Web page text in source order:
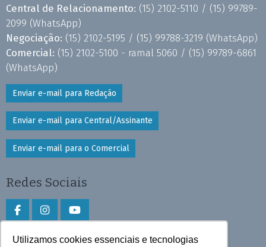
Utilizamos cookies essenciais e tecnologias
Central de Relacionamento: (15) 2102-5110 / (15) 99789-
2099 (WhatsApp)
Negociação: (15) 2102-5195 / (15) 99788-3219 (WhatsApp)
Comercial: (15) 2102-5100 - ramal 5060 / (15) 99789-6861
(WhatsApp)
Enviar e-mail para Redação
Enviar e-mail para Central/Assinante
Enviar e-mail para o Comercial
Redes Sociais